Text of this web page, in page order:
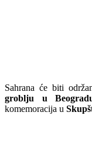
Sahrana će biti
groblju u
komemoracija u